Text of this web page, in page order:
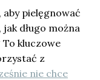
pielęgnować
długo można
kluczowe
z
nie chce